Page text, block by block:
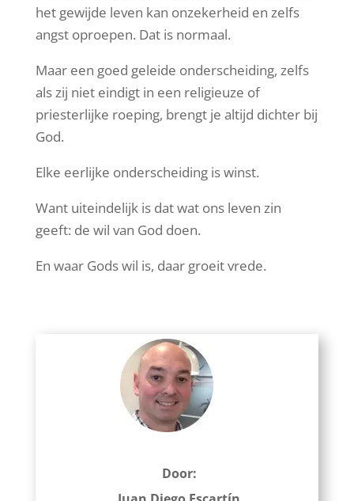
het gewijde leven kan onzekerheid en zelfs
angst oproepen. Dat is normaal.
Maar een goed geleide onderscheiding, zelfs
als zij niet eindigt in een religieuze of
priesterlijke roeping, brengt je altijd dichter bij
God.
Elke eerlijke onderscheiding is winst.
Want uiteindelijk is dat wat ons leven zin
geeft: de wil van God doen.
En waar Gods wil is, daar groeit vrede.
Door: